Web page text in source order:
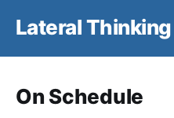
Lateral Thinking
On Schedule